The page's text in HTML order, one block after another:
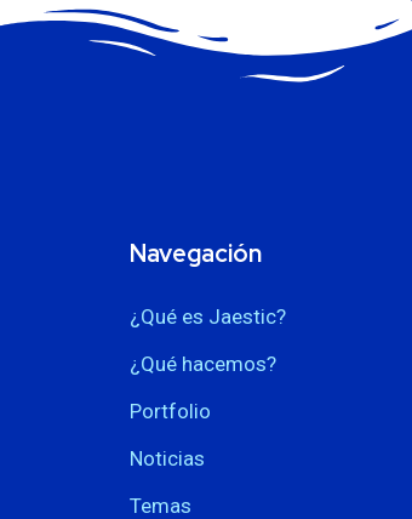
Navegación
¿Qué es Jaestic?
¿Qué hacemos?
Portfolio
Noticias
Temas